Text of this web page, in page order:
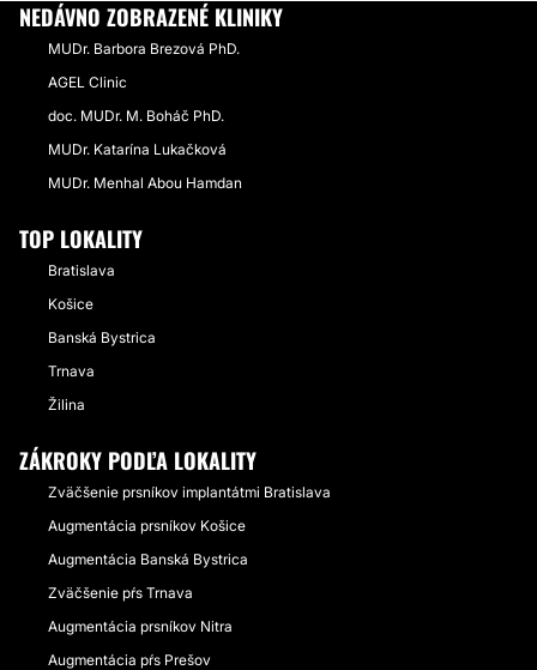
NEDÁVNO ZOBRAZENÉ KLINIKY
MUDr. Barbora Brezová PhD.
AGEL Clinic
doc. MUDr. M. Boháč PhD.
MUDr. Katarína Lukačková
MUDr. Menhal Abou Hamdan
TOP LOKALITY
Bratislava
Košice
Banská Bystrica
Trnava
Žilina
ZÁKROKY PODĽA LOKALITY
Zväčšenie prsníkov implantátmi Bratislava
Augmentácia prsníkov Košice
Augmentácia Banská Bystrica
Zväčšenie pŕs Trnava
Augmentácia prsníkov Nitra
Augmentácia pŕs Prešov